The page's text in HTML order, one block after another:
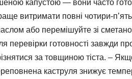
капустою — вони часто
витримати повні чотири-
або перемішуйте зі
перевірки готовності завжди
за товщиною тіста. –
каструля знижує